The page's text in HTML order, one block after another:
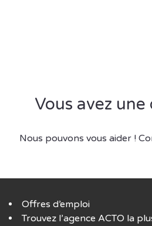
Vous avez une
Nous pouvons vous aider !
Offres d’emploi
Trouvez l’agence ACTO la